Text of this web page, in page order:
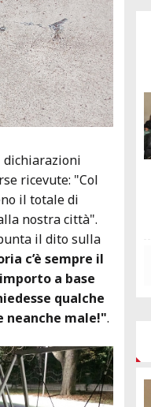
ricevute: "Col
il totale di
nostra città".
il dito sulla
c’è sempre il
a base
qualche
neanche male!".